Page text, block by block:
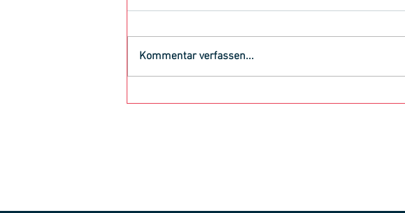
Herzschlagfinale mit Heimsieg
Kommentar verfassen...